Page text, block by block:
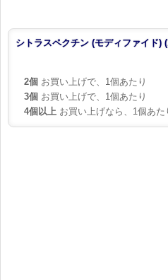
シトラスペクチン (モディファイド)
2個 お買い上げで、1個あたり
3個 お買い上げで、1個あたり
4個以上 お買い上げなら、1個あた